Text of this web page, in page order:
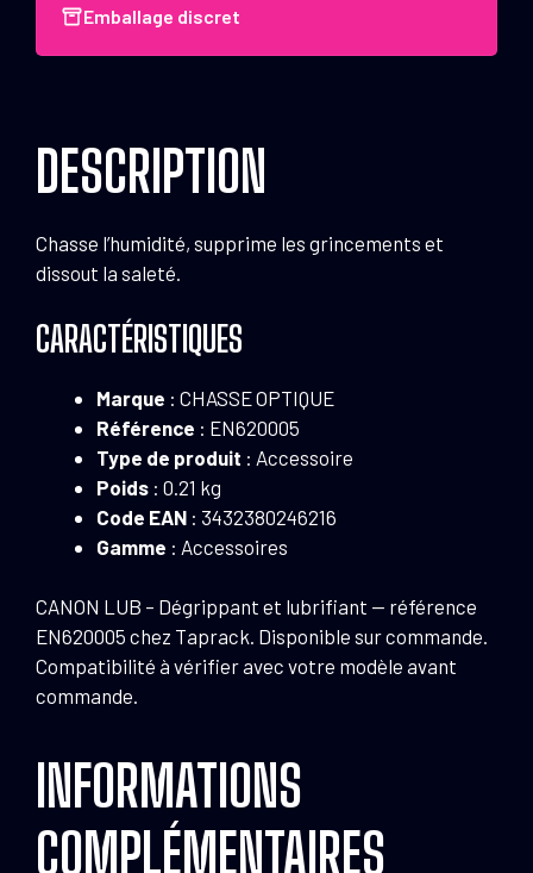
Dégrippant
Emballage discret
DESCRIPTION
Chasse l’humidité, supprime les grincements et
dissout la saleté.
CARACTÉRISTIQUES
Marque : CHASSE OPTIQUE
Référence : EN620005
Type de produit : Accessoire
Poids : 0.21 kg
Code EAN : 3432380246216
Gamme : Accessoires
CANON LUB – Dégrippant et lubrifiant — référence
EN620005 chez Taprack. Disponible sur commande.
Compatibilité à vérifier avec votre modèle avant
commande.
INFORMATIONS
COMPLÉMENTAIRES